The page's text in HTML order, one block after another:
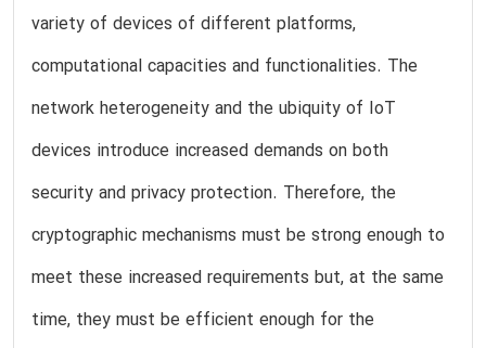
variety of devices of different platforms,
computational capacities and functionalities. The
network heterogeneity and the ubiquity of IoT
devices introduce increased demands on both
security and privacy protection. Therefore, the
cryptographic mechanisms must be strong enough to
meet these increased requirements but, at the same
time, they must be efficient enough for the